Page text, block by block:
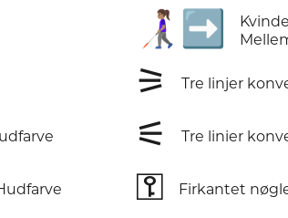
👩🏽‍🦯‍➡️
⚞ Tre linjer
⚟ Tre linier
⚿ Firkantet